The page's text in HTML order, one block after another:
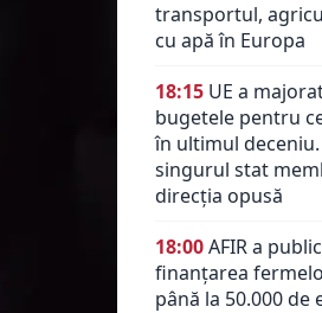
transportul,
cu apă în Europa
18:15 UE a
bugetele pentru
în ultimul
singurul stat
direcția opusă
18:00AFIR a
finanțarea
până la 50.000